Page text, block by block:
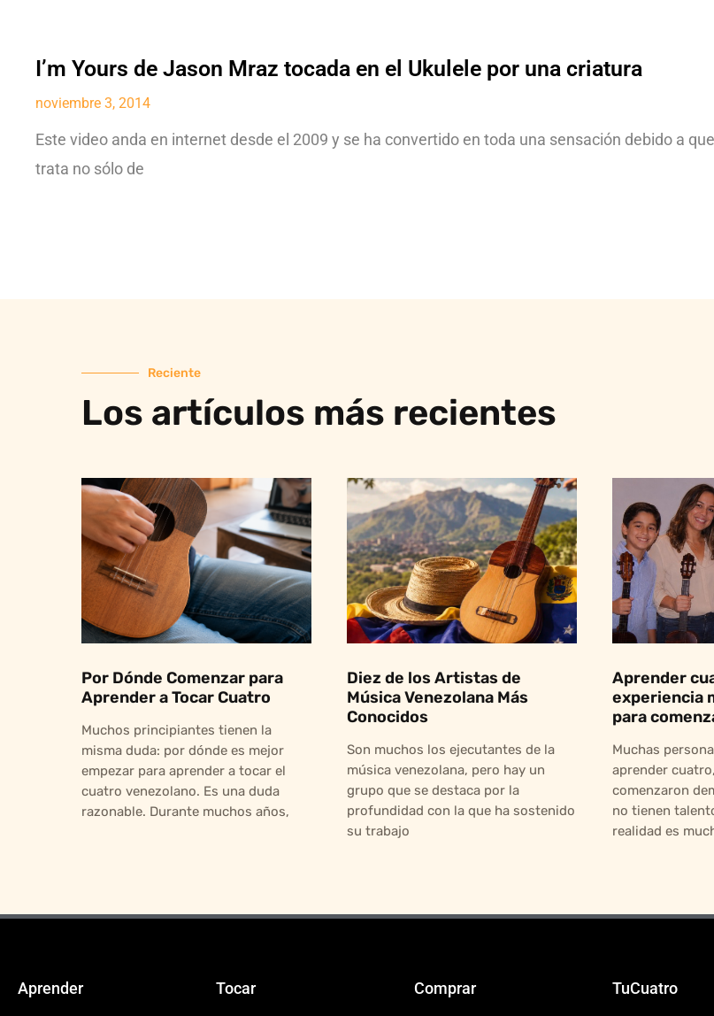
I’m Yours de Jason Mraz tocada en el Ukulele por una criatura
noviembre 3, 2014
Este video anda en internet desde el 2009 y se ha convertido en toda una sensación debido a
trata no sólo de
Reciente
Los artículos más recientes
Por Dónde Comenzar para
Aprender a Tocar Cuatro
Muchos principiantes tienen la
misma duda: por dónde es mejor
empezar para aprender a tocar el
cuatro venezolano. Es una duda
razonable. Durante muchos años,
Diez de los Artistas de
Música Venezolana Más
Conocidos
Son muchos los ejecutantes de la
música venezolana, pero hay un
grupo que se destaca por la
profundidad con la que ha sostenido
su trabajo
Aprender
experiencia
para
Muchas
aprender
comenzaron
no tienen
realidad es
Aprender Tocar Comprar TuCuatro